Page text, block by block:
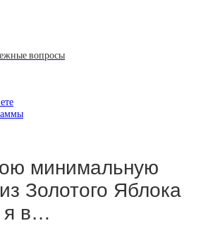
вопросы
минимальную
Золотого Яблока
я в…